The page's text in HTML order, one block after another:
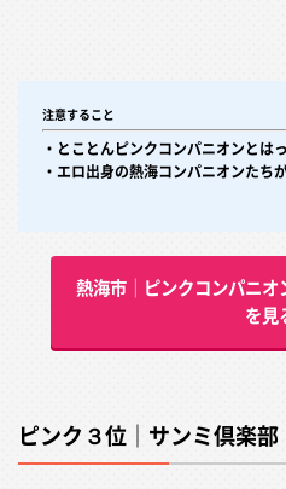
注意すること
・とことんピンクコンパニオンとは
・エロ出身の熱海コンパニオンたち
熱海市│ピンクコンパニオ
を見
ピンク３位｜サンミ倶楽部